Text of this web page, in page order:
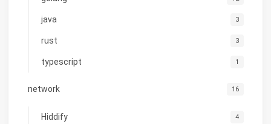
java 3
rust 3
typescript 1
network 16
Hiddify 4